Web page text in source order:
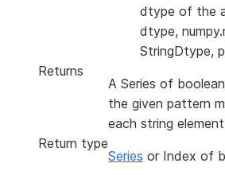
dtype of the
dtype,
StringDtype,
Returns
A Series of
the given pattern
each string
Return type
Series or Index of